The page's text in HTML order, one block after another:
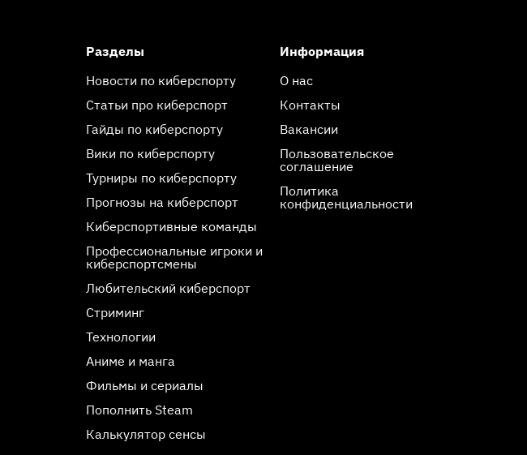
Разделы
Новости по киберспорту
Статьи про киберспорт
Гайды по киберспорту
Вики по киберспорту
Турниры по киберспорту
Прогнозы на киберспорт
Киберспортивные команды
Профессиональные игроки и
киберспортсмены
Любительский киберспорт
Стриминг
Технологии
Аниме и манга
Фильмы и сериалы
Пополнить Steam
Калькулятор сенсы
Информация
О нас
Контакты
Вакансии
Пользовательское
соглашение
Политика
конфиденциальности